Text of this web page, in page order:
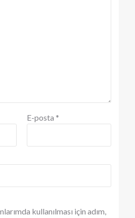
E-posta *
kullanılması için adım,